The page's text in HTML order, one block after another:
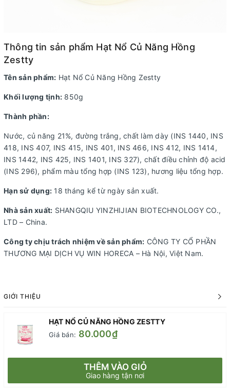
Thông tin sản phẩm Hạt Nổ Củ Năng Hồng
Zestty
Tên sản phẩm: Hạt Nổ Củ Năng Hồng Zestty
Khối lượng tịnh: 850g
Thành phần:
Nước, củ năng 21%, đường trắng, chất làm dày (INS 1440, INS
418, INS 407, INS 415, INS 401, INS 466, INS 412, INS 1414,
INS 1442, INS 425, INS 1401, INS 327), chất điều chỉnh độ acid
(INS 296), phẩm màu tổng hợp (INS 123), hương liệu tổng hợp.
Hạn sử dụng: 18 tháng kể từ ngày sản xuất.
Nhà sản xuất: SHANGQIU YINZHIJIAN BIOTECHNOLOGY CO.,
LTD – China.
Công ty chịu trách nhiệm về sản phẩm: CÔNG TY CỔ PHẦN
THƯƠNG MẠI DỊCH VỤ WIN HORECA – Hà Nội, Việt Nam.
GIỚI THIỆU
HẠT NỔ CỦ NĂNG HỒNG ZESTTY
Giá bán: 80.000₫
THÊM VÀO GIỎ
Giao hàng tận nơi